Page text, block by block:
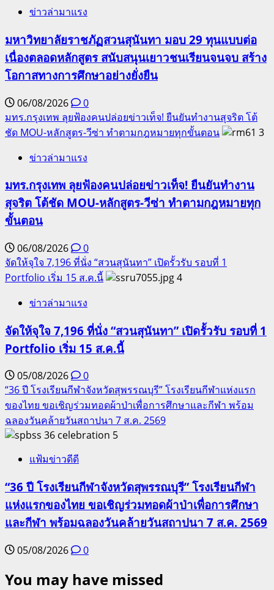
ข่าวล่ามาแรง
มหาวิทยาลัยราชภัฏสวนสุนันทา มอบ 29 ทุนแบบต่อ
เนื่องตลอดหลักสูตร สนับสนุนเยาวชนเรียนจนจบ สร้าง
โอกาสทางการศึกษาอย่างยั่งยืน
06/08/2026
0
มทร.กรุงเทพ ลุยฟ้องคนปล่อยข่าวเท็จ! ยืนยันทำงานสุจริต โต้
ชัด MOU-หลักสูตร-วีซ่า ทำตามกฎหมายทุกขั้นตอน
3
ข่าวล่ามาแรง
มทร.กรุงเทพ ลุยฟ้องคนปล่อยข่าวเท็จ! ยืนยันทำงาน
สุจริต โต้ชัด MOU-หลักสูตร-วีซ่า ทำตามกฎหมายทุก
ขั้นตอน
06/08/2026
0
จัดให้จุใจ 7,196 ที่นั่ง “สวนสุนันทา” เปิดรั้วรับ รอบที่ 1
Portfolio เริ่ม 15 ส.ค.นี้
4
ข่าวล่ามาแรง
จัดให้จุใจ 7,196 ที่นั่ง “สวนสุนันทา” เปิดรั้วรับ รอบที่ 1
Portfolio เริ่ม 15 ส.ค.นี้
05/08/2026
0
“36 ปี โรงเรียนกีฬาจังหวัดสุพรรณบุรี” โรงเรียนกีฬาแห่งแรก
ของไทย ขอเชิญร่วมทอดผ้าป่าเพื่อการศึกษาและกีฬา พร้อม
ฉลองวันคล้ายวันสถาปนา 7 ส.ค. 2569
5
แฟ้มข่าวดีดี
“36 ปี โรงเรียนกีฬาจังหวัดสุพรรณบุรี” โรงเรียนกีฬา
แห่งแรกของไทย ขอเชิญร่วมทอดผ้าป่าเพื่อการศึกษา
และกีฬา พร้อมฉลองวันคล้ายวันสถาปนา 7 ส.ค. 2569
05/08/2026 0
You may have missed